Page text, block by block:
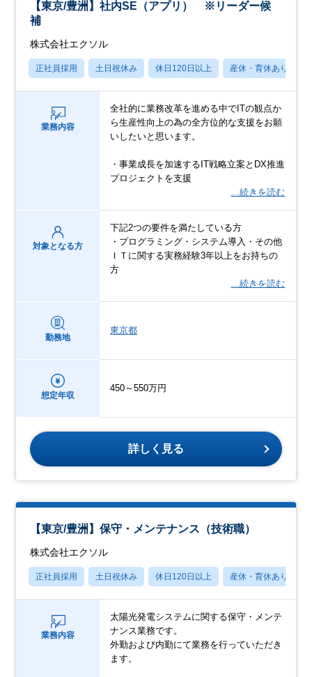
【東京/豊洲】社内SE（アプリ） ※リーダー候
補
株式会社エクソル
正社員採用 土日祝休み 休日120日以上 産休・育休あり
業務内容
全社的に業務改革を進める中でITの観点か
ら生産性向上の為の全方位的な支援をお願
いしたいと思います。
・事業成長を加速するIT戦略立案とDX推進
プロジェクトを支援
…続きを読む
対象となる方
下記2つの要件を満たしている方
・プログラミング・システム導入・その他
ＩＴに関する実務経験3年以上をお持ちの
方
…続きを読む
勤務地
東京都
想定年収
450～550万円
詳しく見る
【東京/豊洲】保守・メンテナンス（技術職）
株式会社エクソル
正社員採用 土日祝休み 休日120日以上 産休・育休あり
業務内容
太陽光発電システムに関する保守・メンテ
ナンス業務です。
外勤および内勤にて業務を行っていただき
ます。